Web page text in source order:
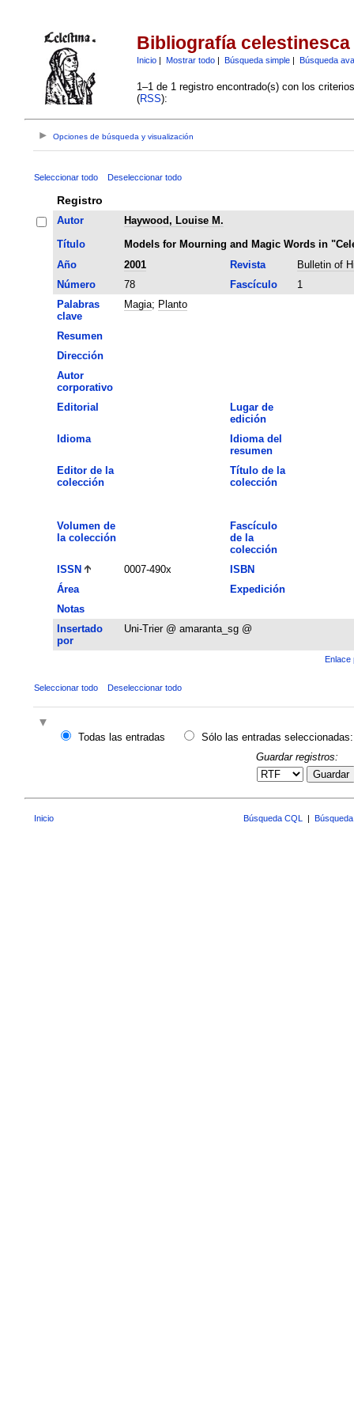
Bibliografía celestinesca
Inicio| Mostrar todo| Búsqueda simple| Búsqueda
1–1 de 1 registro encontrado(s) con los
(RSS):
Opciones de búsqueda y visualización
Seleccionar todo Deseleccionar todo
Registro
Autor
Haywood, Louise M.
Título
Models for Mourning and Magic Words in
Año
2001 Revista
Bulletin of
Número
78 Fascículo
1
Palabras
clave
Magia; Planto
Resumen
Dirección
Autor
corporativo
Editorial
Lugar de
edición
Idioma
Idioma del
resumen
Editor de la
colección
Título de la
colección
Volumen de
la colección
Fascículo
de la
colección
ISSN
0007-490x
ISBN
Área
Expedición
Notas
Insertado
por
Uni-Trier @ amaranta_sg @
Enlace
Seleccionar todo Deseleccionar todo
Todas las entradas
Sólo las entradas seleccionadas:
Guardar registros:
Guardar
Inicio Búsqueda CQL